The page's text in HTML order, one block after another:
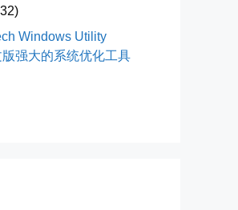
一抬头，看到窗外已...
Windows Utility
强大的系统优化工具